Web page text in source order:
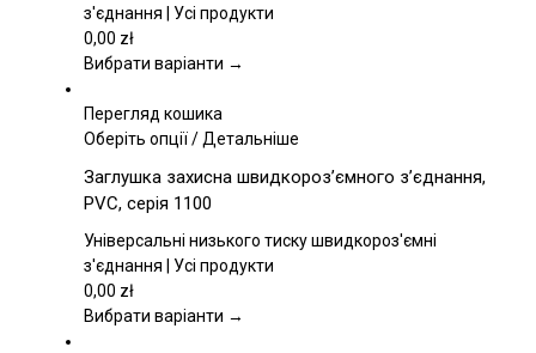
Параметри
вибрати
сторінці
товару
з'єднання | Усі продукти
0,00 zł
Вибрати варіанти →
Перегляд кошика
Оберіть опціїЦей
має
кілька
варіантів.
Параметри
вибрати
/Детальніше
Заглушка захисна швидкороз’ємного з’єднання,
PVC, серія 1100
Універсальні низького тиску швидкороз'ємні
з'єднання | Усі продукти
0,00 zł
Вибрати варіанти →